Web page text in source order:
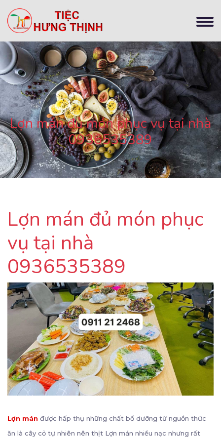
Lợn mán đủ món phục vụ tại nhà
0936535389
Lợn mán đủ món phục
vụ tại nhà
0936535389
Lợn mán được hấp thụ những chất bổ dưỡng từ nguồn thức
ăn là cây cỏ tự nhiên nên thịt Lợn mán nhiều nạc nhưng rất